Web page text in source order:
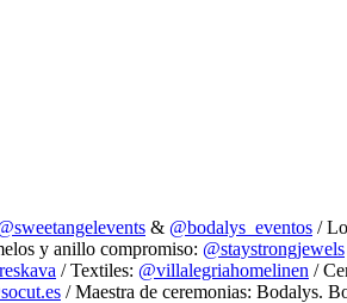
& @bodalys_eventos /
y anillo compromiso: @staystrongjewels
/ Textiles: @villalegriahomelinen /
/ Maestra de ceremonias: Bodalys.